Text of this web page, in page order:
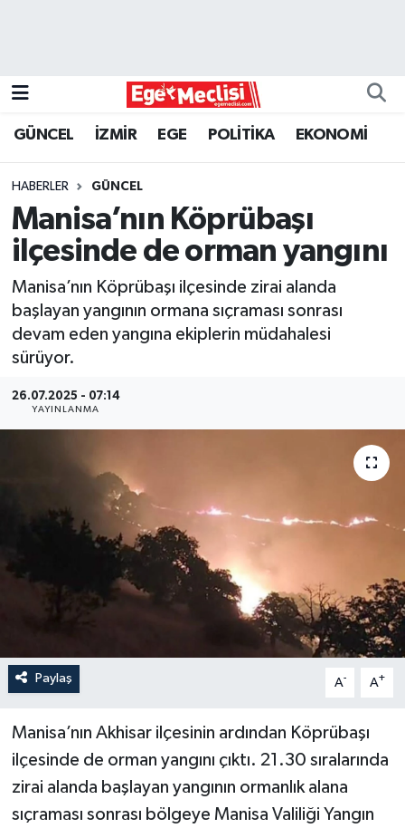
GÜNCEL İZMİR EGE POLİTİKA EKONOMİ
HABERLER GÜNCEL
Manisa’nın Köprübaşı
ilçesinde de orman yangını
Manisa’nın Köprübaşı ilçesinde zirai alanda
başlayan yangının ormana sıçraması sonrası
devam eden yangına ekiplerin müdahalesi
sürüyor.
26.07.2025 - 07:14
YAYINLANMA
Paylaş A- A+
Manisa’nın Akhisar ilçesinin ardından Köprübaşı
ilçesinde de orman yangını çıktı. 21.30 sıralarında
zirai alanda başlayan yangının ormanlık alana
sıçraması sonrası bölgeye Manisa Valiliği Yangın
GÜNCEL
İZMİR
ÖZEL HABER
POLİTİKA
Programlar
SPOR